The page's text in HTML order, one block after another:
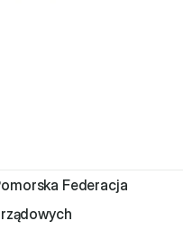
Federacja